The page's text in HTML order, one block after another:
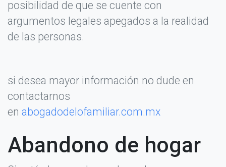
posibilidad de que se cuente con
argumentos legales apegados a la realidad
de las personas.
si desea mayor información no dude en
contactarnos
en abogadodelofamiliar.com.mx
Abandono de hogar